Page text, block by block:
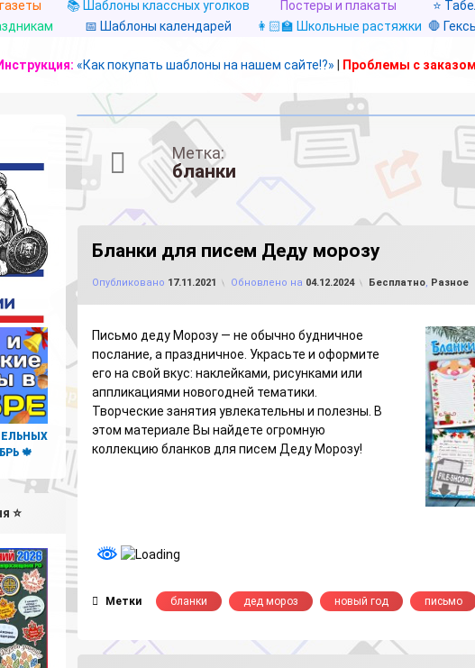
📚 Шаблоны классных уголков Постеры и плакаты ⭐
📅 Шаблоны календарей 👩🏻‍🏫 Школьные растяжки 🛑
«Как покупать шаблоны на нашем сайте!?» Проблемы с
Метка:
бланки
Бланки для писем Деду морозу
Опубликовано 17.11.2021 Обновлено на 04.12.2024 Рубрики:
Бесплатно, Разное
Письмо деду Морозу — не обычно будничное
послание, а праздничное. Украсьте и оформите
его на свой вкус: наклейками, рисунками или
аппликациями новогодней тематики.
Творческие занятия увлекательны и полезны. В
этом материале Вы найдете огромную
коллекцию бланков для писем Деду Морозу!
Метки бланки дед мороз новый год письмо
🍁
⭐